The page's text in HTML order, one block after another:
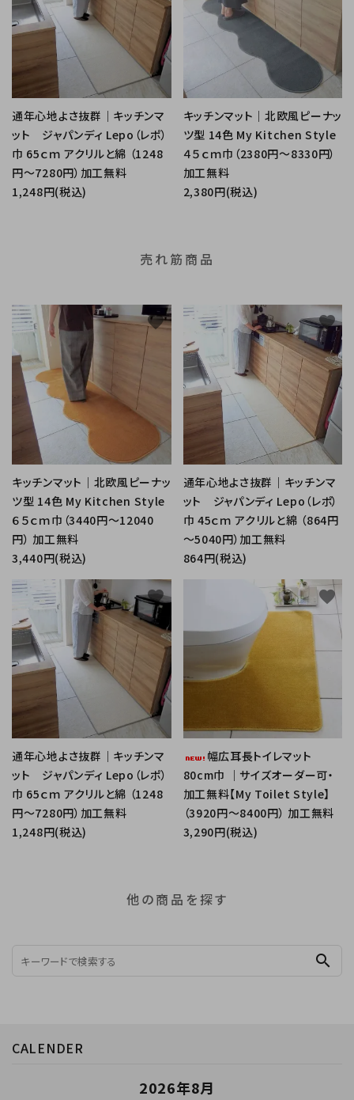
通年心地よさ抜群｜キッチンマ
ット ジャパンディ Lepo（レポ）
巾 65ｃｍ アクリルと綿 （1248
円～7280円）加工無料
1,248円(税込)
キッチンマット｜北欧風ピーナッ
ツ型 14色 My Kitchen Style
４５ｃｍ巾（2380円～8330円）
加工無料
2,380円(税込)
売れ筋商品
キッチンマット｜北欧風ピーナッ
ツ型 14色 My Kitchen Style
６５ｃｍ巾（3440円～12040
円） 加工無料
3,440円(税込)
favorite
通年心地よさ抜群｜キッチンマ
ット ジャパンディ Lepo（レポ）
巾 45ｃｍ アクリルと綿 （864円
～5040円）加工無料
864円(税込)
favorite
通年心地よさ抜群｜キッチンマ
ット ジャパンディ Lepo（レポ）
巾 65ｃｍ アクリルと綿 （1248
円～7280円）加工無料
1,248円(税込)
favorite
幅広耳長トイレマット
80cm巾 ｜サイズオーダー可・
加工無料【My Toilet Style】
（3920円～8400円） 加工無料
3,290円(税込)
favorite
他の商品を探す
search
CALENDER
2026年8月